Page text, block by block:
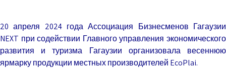
20 апреля 2024 года Ассоциация Бизнесменов Гагаузии
NEXT при содействии Главного управления экономического
развития и туризма Гагаузии организовала весеннюю
ярмарку продукции местных производителей EcoPlai.